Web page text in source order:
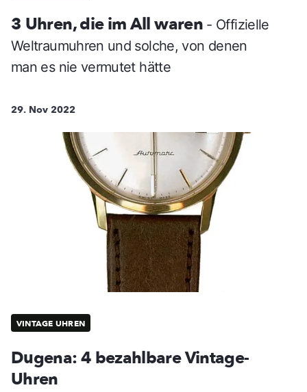
3 Uhren, die im All waren - Offizielle
Weltraumuhren und solche, von denen
man es nie vermutet hätte
29. Nov 2022
VINTAGE UHREN
Dugena: 4 bezahlbare Vintage-
Uhren